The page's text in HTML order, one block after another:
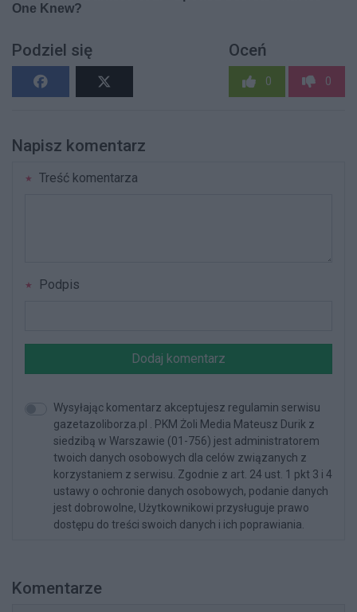
Podziel się Oceń
0 0
Napisz komentarz
Treść komentarza
Podpis
Dodaj komentarz
Wysyłając komentarz akceptujesz regulamin serwisu
gazetazoliborza.pl . PKM Żoli Media Mateusz Durik z
siedzibą w Warszawie (01-756) jest administratorem
twoich danych osobowych dla celów związanych z
korzystaniem z serwisu. Zgodnie z art. 24 ust. 1 pkt 3 i 4
ustawy o ochronie danych osobowych, podanie danych
jest dobrowolne, Użytkownikowi przysługuje prawo
dostępu do treści swoich danych i ich poprawiania.
Komentarze